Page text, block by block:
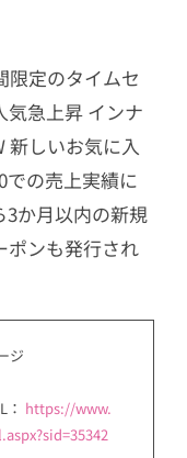
限定のタイムセ
気急上昇 インナ
新しいお気に入
での売上実績に
か月以内の新規
ポンも発行され
ジ
https://www.